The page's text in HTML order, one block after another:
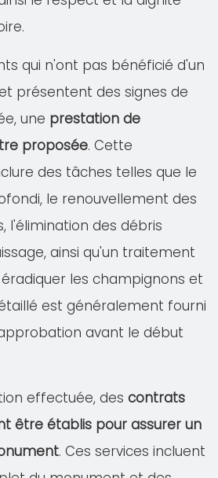
qui n'ont pas bénéficié d'un
présentent des signes de
une prestation de
proposée. Cette
des tâches telles que le
le renouvellement des
l'élimination des débris
ainsi qu'un traitement
les champignons et
est généralement fourni
avant le début
effectuée, des contrats
être établis pour assurer un
. Ces services incluent